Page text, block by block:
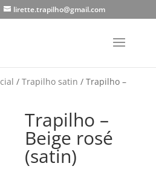
lirette.trapilho@gmail.com
/ Trapilho satin / Trapilho –
Trapilho –
Beige rosé
(satin)